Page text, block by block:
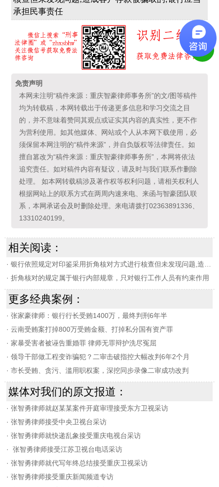
承担民事责任
免责声明
本网未注明“稿件来源：重庆智豪律师事务所”的文/图等稿件
均为转载稿，本网转载出于传递更多信息和学习交流之目
的，并不意味着赞同其观点或证实其内容的真实性，更不作
为营利使用。如其他媒体、网站或个人从本网下载使用，必
须保留本网注明的“稿件来源”，并自负版权等法律责任。如
擅自篡改为“稿件来源：重庆智豪律师事务所”，本网将依法
追究责任。如对稿件内容有疑议，请及时与我们联系作删除
处理。 如本网转载稿涉及著作权等权利问题，请相关权利人
根据网站上的联系方式在两周内速来电、来函与智豪团队联
系，本网承诺会及时删除处理。来电请拨打02363891336、
13310240199。
相关阅读：
· 银行依照规定对印鉴采用折角核对方式进行核查但未发现问题,造成客户存款被骗取的,银行应当承担民事责任
· 折角核对的规定属于银行内部规章，只对银行工作人员有约束作用
更多经典案例：
· 张家豪律师：银行行长受贿1400万，最终判刑6年半
· 云南受贿案打掉800万受贿金额、打掉私分国有资产罪
· 家暴受害者被诬告重婚罪 律师无罪辩护洗尽冤屈
· 领导干部做工程变诈骗犯？二审击破指控大幅改判6年2个月
· 市长受贿、贪污、滥用职权案，深挖同步录像二审成功改判
媒体对我们的原文报道：
· 张智勇律师就赵某某案件开庭审理接受东方卫视采访
· 张智勇律师接受中央卫视台采访
· 张智勇律师就快递乱象接受重庆电视台采访
·
张智勇律师接受江苏卫视台电话采访
· 张智勇律师就代写年终总结接受重庆卫视采访
· 张智勇律师接受重庆新闻频道专访